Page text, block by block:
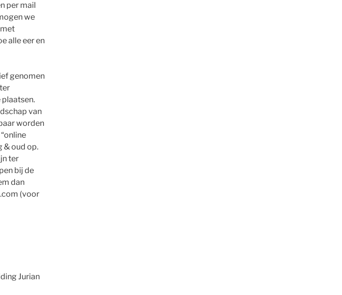
per mail
we
alle eer en
genomen
van
worden
& oud op.
ter
bij de
dan
(voor
Jurian